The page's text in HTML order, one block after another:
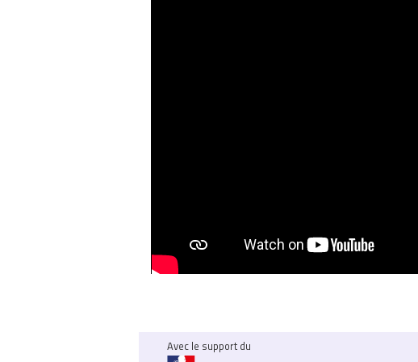
Avec le support du